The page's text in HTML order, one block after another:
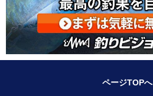
ページTOPへ